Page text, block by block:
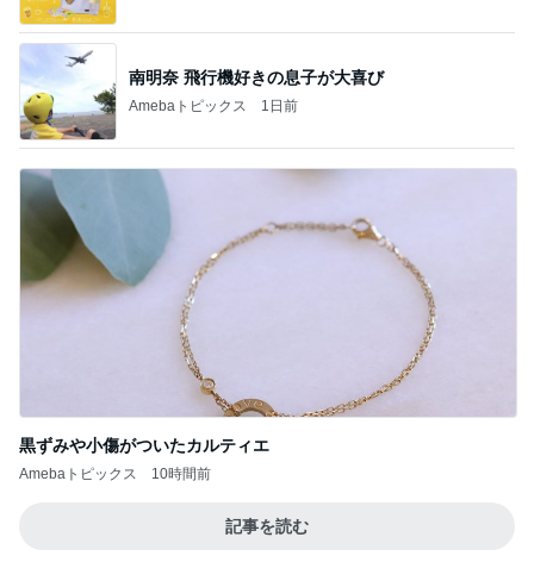
南明奈 飛行機好きの息子が大喜び
Amebaトピックス 1日前
黒ずみや小傷がついたカルティエ
Amebaトピックス 10時間前
記事を読む